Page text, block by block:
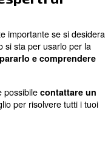
diventa una
azionato, è
di base,
correttamente e che
di controllare che il
accendere il